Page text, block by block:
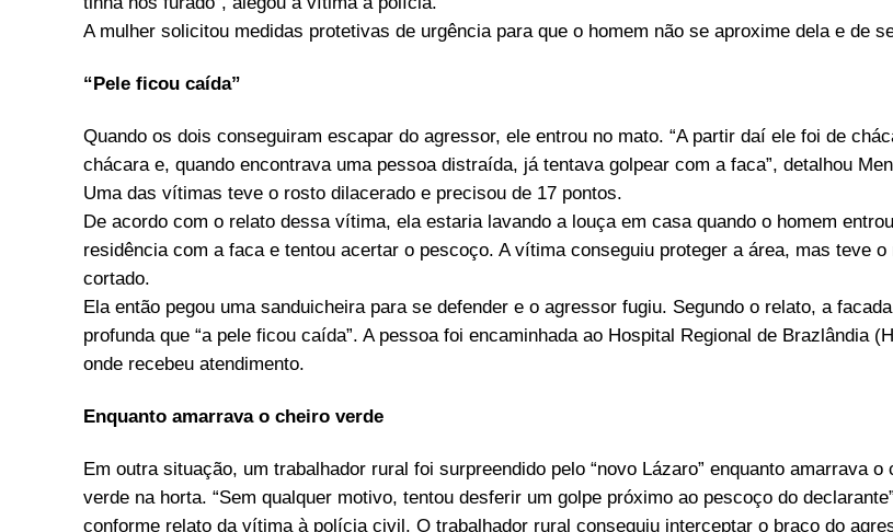
A mulher solicitou medidas protetivas de urgência para que o homem não se aproxime dela e de
“Pele ficou caída”
Quando os dois conseguiram escapar do agressor, ele entrou no mato. “A partir daí ele foi de
chácara e, quando encontrava uma pessoa distraída, já tentava golpear com a faca”, detalhou
Uma das vítimas teve o rosto dilacerado e precisou de 17 pontos.
De acordo com o relato dessa vítima, ela estaria lavando a louça em casa quando o homem
residência com a faca e tentou acertar o pescoço. A vítima conseguiu proteger a área, mas teve o
cortado.
Ela então pegou uma sanduicheira para se defender e o agressor fugiu. Segundo o relato, a
profunda que “a pele ficou caída”. A pessoa foi encaminhada ao Hospital Regional de Brazlândia
onde recebeu atendimento.
Enquanto amarrava o cheiro verde
Em outra situação, um trabalhador rural foi surpreendido pelo “novo Lázaro” enquanto amarrava o
verde na horta. “Sem qualquer motivo, tentou desferir um golpe próximo ao pescoço do
conforme relato da vítima à polícia civil. O trabalhador rural conseguiu interceptar o braço do